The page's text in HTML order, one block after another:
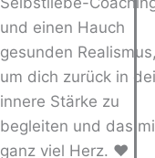
und einen Hauch
gesunden
um dich zurück in
innere Stärke zu
begleiten und das
ganz viel Herz. ❤️